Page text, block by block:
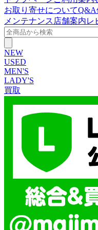
お取り寄せについてQ&A
メンテナンス 店舗案内レ
NEW
USED
MEN'S
LADY'S
買取